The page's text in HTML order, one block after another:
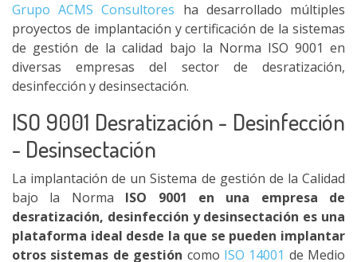
Grupo ACMS Consultores ha desarrollado múltiples
proyectos de implantación y certificación de la sistemas
de gestión de la calidad bajo la Norma ISO 9001 en
diversas empresas del sector de desratización,
desinfección y desinsectación.
ISO 9001 Desratización - Desinfección
- Desinsectación
La implantación de un Sistema de gestión de la Calidad
bajo la Norma ISO 9001 en una empresa de
desratización, desinfección y desinsectación es una
plataforma ideal desde la que se pueden implantar
otros sistemas de gestión como ISO 14001 de Medio